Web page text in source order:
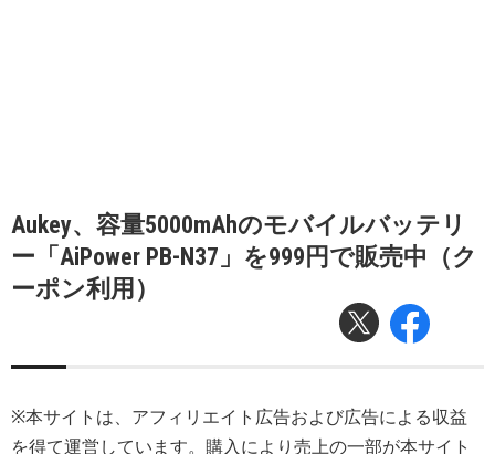
Aukey、容量5000mAhのモバイルバッテリ
ー「AiPower PB-N37」を999円で販売中（ク
ーポン利用）
※本サイトは、アフィリエイト広告および広告による収益
を得て運営しています。購入により売上の一部が本サイト